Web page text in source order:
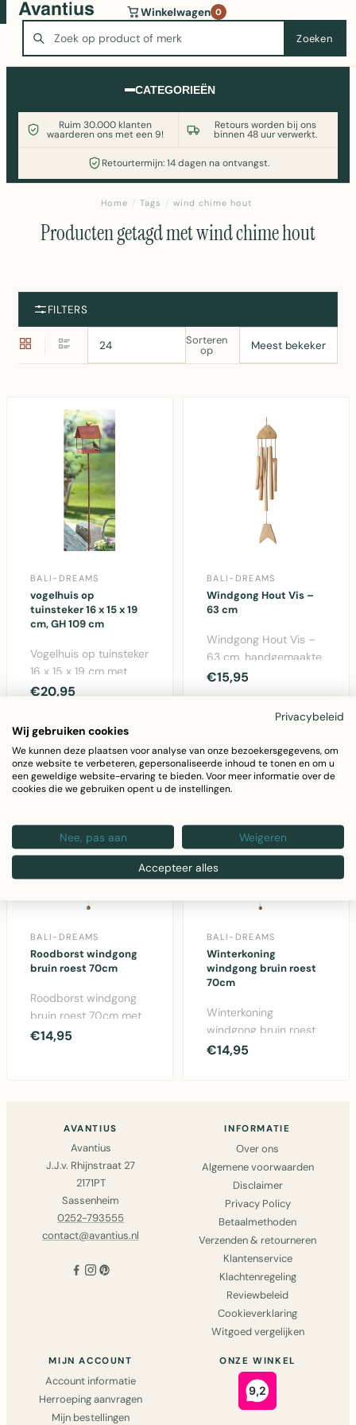
Zoeken
Winkelwagen 0
CATEGORIEËN
Ruim 30.000 klanten
waarderen ons met een 9!
Retours worden bij ons
binnen 48 uur verwerkt.
Retourtermijn: 14 dagen na ontvangst.
Wasmachine of koelkast nodig? Vergelijk alle prijzen op
Witgoedaanbod.nl
Home / Tags / wind chime hout
Producten getagd met wind chime hout
FILTERS
Sorteren
op
BALI-DREAMS
vogelhuis op
tuinsteker 16 x 15 x 19
cm, GH 109 cm
Vogelhuis op tuinsteker
16 x 15 x 19 cm met
roestlook afwerking en
€20,95
BALI-DREAMS
Windgong Hout Vis –
63 cm
Windgong Hout Vis –
63 cm, handgemaakte
houten decoratie met
€15,95
BALI-DREAMS
Roodborst windgong
bruin roest 70cm
Roodborst windgong
bruin roest 70cm met
metalen klankbuizen
€14,95
BALI-DREAMS
Winterkoning
windgong bruin roest
70cm
Winterkoning
windgong bruin roest
70cm - decoratieve
€14,95
AVANTIUS
Avantius
J.J.v. Rhijnstraat 27
2171PT
Sassenheim
0252-793555
contact@avantius.nl
INFORMATIE
Over ons
Algemene voorwaarden
Disclaimer
Privacy Policy
Betaalmethoden
Verzenden & retourneren
Klantenservice
Klachtenregeling
Reviewbeleid
Cookieverklaring
Witgoed vergelijken
MIJN ACCOUNT
Account informatie
Herroeping aanvragen
Mijn bestellingen
ONZE WINKEL
Privacybeleid
Wij gebruiken cookies
We kunnen deze plaatsen voor analyse van onze bezoekersgegevens, om
onze website te verbeteren, gepersonaliseerde inhoud te tonen en om u
een geweldige website-ervaring te bieden. Voor meer informatie over de
cookies die we gebruiken opent u de instellingen.
Nee, pas aan Weigeren
Accepteer alles